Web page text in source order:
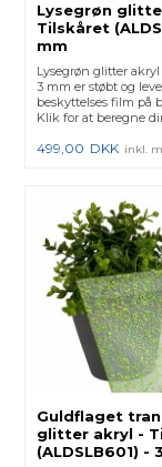
Lysegrøn
Tilskåret
mm
Lysegrøn glitter
3 mm er støbt og
beskyttelses film på
Klik for at beregne
499,00 DKK inkl.
Guldflaget
glitter akryl -
(ALDSLB601) -